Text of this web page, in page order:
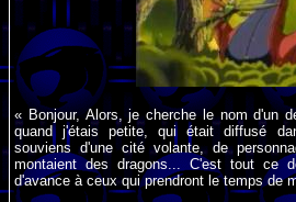
« Bonjour, Alors, je cherche le nom d'un
quand j'étais petite, qui était diffusé
souviens d'une cité volante, de
montaient des dragons... C'est tout ce
d'avance à ceux qui prendront le temps de